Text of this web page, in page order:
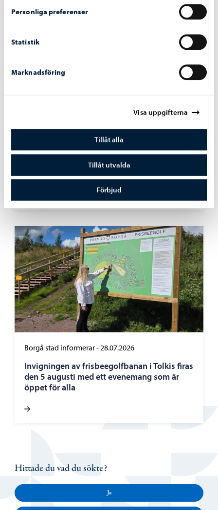
Personliga preferenser
Statistik
Marknadsföring
Visa uppgifterna
Tillåt alla
Tillåt utvalda
Förbjud
03.08.2026
Sopningsroboten börjar sitt arbete på Borgå
torg och vid åstranden
Borgå stad informerar- 28.07.2026
Invigningen av frisbeegolfbanan i Tolkis firas
den 5 augusti med ett evenemang som är
öppet för alla
Hittade du vad du sökte?
Ja